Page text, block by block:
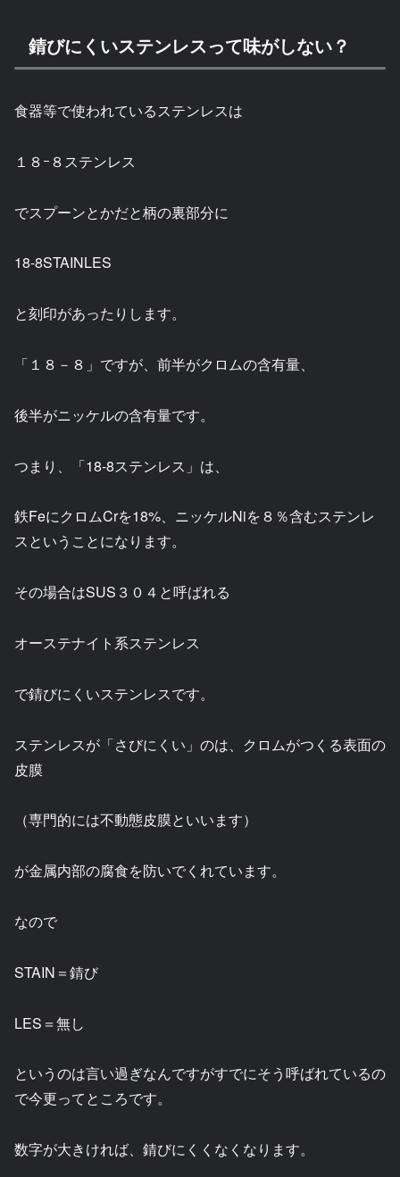
錆びにくいステンレスって味がしない？
食器等で使われているステンレスは
１８ｰ８ステンレス
でスプーンとかだと柄の裏部分に
18-8STAINLES
と刻印があったりします。
「１８－８」ですが、前半がクロムの含有量、
後半がニッケルの含有量です。
つまり、「18-8ステンレス」は、
鉄FeにクロムCrを18%、ニッケルNiを８％含むステンレ
スということになります。
その場合はSUS３０４と呼ばれる
オーステナイト系ステンレス
で錆びにくいステンレスです。
ステンレスが「さびにくい」のは、クロムがつくる表面の
皮膜
（専門的には不動態皮膜といいます）
が金属内部の腐食を防いでくれています。
なので
STAIN＝錆び
LES＝無し
というのは言い過ぎなんですがすでにそう呼ばれているの
で今更ってところです。
数字が大きければ、錆びにくくなくなります。